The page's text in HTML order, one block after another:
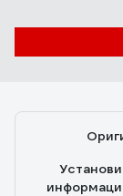
Отзыв о
показывает